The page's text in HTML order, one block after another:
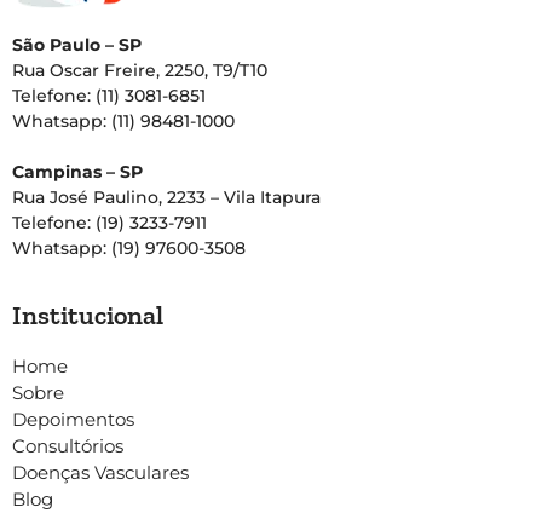
São Paulo – SP
Rua Oscar Freire, 2250, T9/T10
Telefone: (11) 3081-6851
Whatsapp: (11) 98481-1000
Campinas – SP
Rua José Paulino, 2233 – Vila Itapura
Telefone: (19) 3233-7911
Whatsapp: (19) 97600-3508
Institucional
Home
Sobre
Depoimentos
Consultórios
Doenças Vasculares
Blog